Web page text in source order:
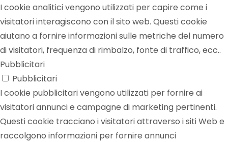
I cookie analitici vengono utilizzati per capire come i
visitatori interagiscono con il sito web. Questi cookie
aiutano a fornire informazioni sulle metriche del numero
di visitatori, frequenza di rimbalzo, fonte di traffico, ecc..
Pubblicitari
Pubblicitari
I cookie pubblicitari vengono utilizzati per fornire ai
visitatori annunci e campagne di marketing pertinenti.
Questi cookie tracciano i visitatori attraverso i siti Web e
raccolgono informazioni per fornire annunci